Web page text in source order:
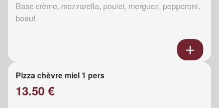
Base crème, mozzarella, poulet, merguez, pepperoni,
boeuf
Pizza chèvre miel 1 pers
13.50 €